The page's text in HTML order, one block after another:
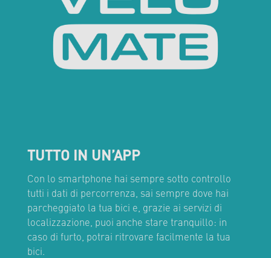
TUTTO IN UN’APP
Con lo smartphone hai sempre sotto controllo
tutti i dati di percorrenza, sai sempre dove hai
parcheggiato la tua bici e, grazie ai servizi di
localizzazione, puoi anche stare tranquillo: in
caso di furto, potrai ritrovare facilmente la tua
bici.